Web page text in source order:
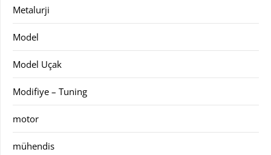
Metalurji
Model
Model Uçak
Modifiye – Tuning
motor
mühendis